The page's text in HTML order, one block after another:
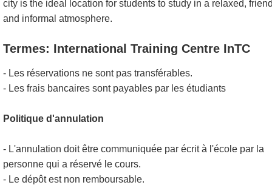
city is the ideal location for students to study in a relaxed,
and informal atmosphere.
Termes: International Training Centre InTC
- Les réservations ne sont pas transférables.
- Les frais bancaires sont payables par les étudiants
Politique d'annulation
- L'annulation doit être communiquée par écrit à l'école par la
personne qui a réservé le cours.
- Le dépôt est non remboursable.